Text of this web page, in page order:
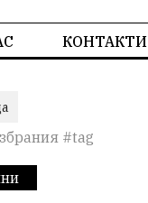
КОНТАКТИ
#tag